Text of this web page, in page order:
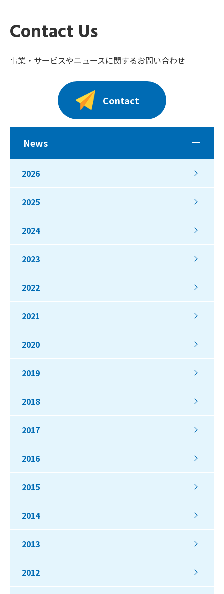
Contact Us
事業・サービスやニュースに関するお問い合わせ
Contact
News
2026
2025
2024
2023
2022
2021
2020
2019
2018
2017
2016
2015
2014
2013
2012